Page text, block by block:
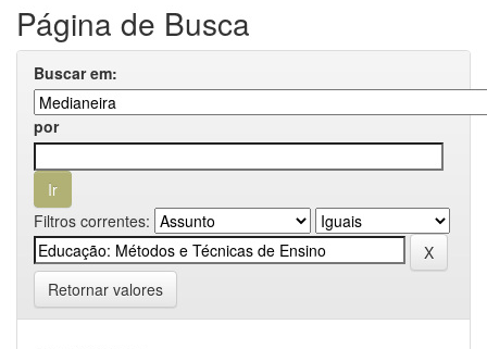
Página de Busca
Buscar em:
por
Filtros correntes:
Retornar valores